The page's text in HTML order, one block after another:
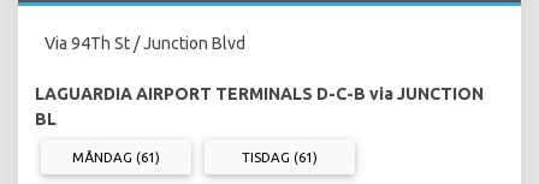
Via 94Th St / Junction Blvd
LAGUARDIA AIRPORT TERMINALS D-C-B via JUNCTION
BL
MÅNDAG (61) TISDAG (61)